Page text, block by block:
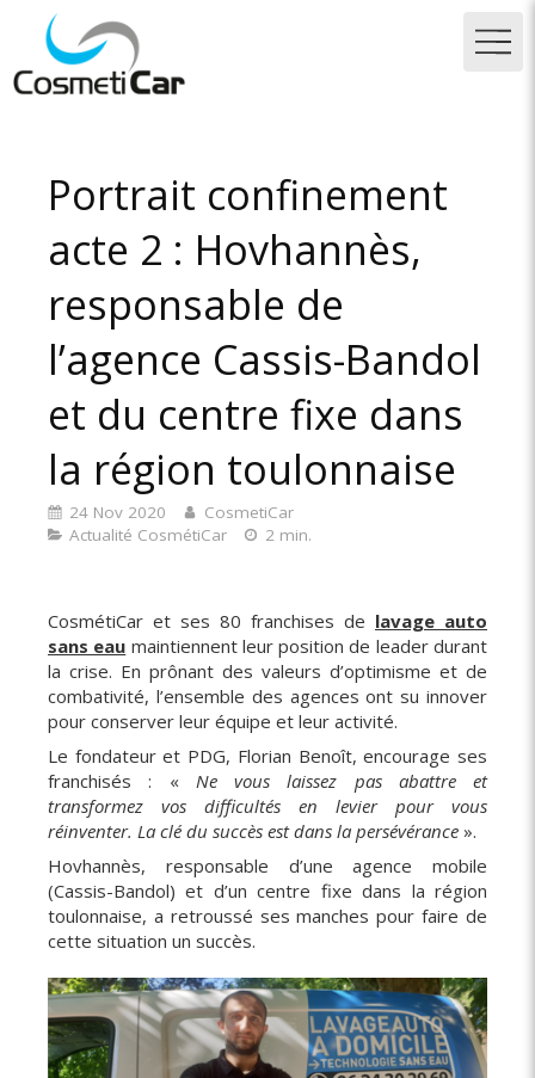
Portrait confinement
acte 2 : Hovhannès,
responsable de
l’agence Cassis-Bandol
et du centre fixe dans
la région toulonnaise
24 Nov 2020
CosmetiCar
Actualité CosmétiCar
2 min.
CosmétiCar et ses 80 franchises de lavage auto
sans eau maintiennent leur position de leader durant
la crise. En prônant des valeurs d’optimisme et de
combativité, l’ensemble des agences ont su innover
pour conserver leur équipe et leur activité.
Le fondateur et PDG, Florian Benoît, encourage ses
franchisés : « Ne vous laissez pas abattre et
transformez vos difficultés en levier pour vous
réinventer. La clé du succès est dans la persévérance ».
Hovhannès, responsable d’une agence mobile
(Cassis-Bandol) et d’un centre fixe dans la région
toulonnaise, a retroussé ses manches pour faire de
cette situation un succès.